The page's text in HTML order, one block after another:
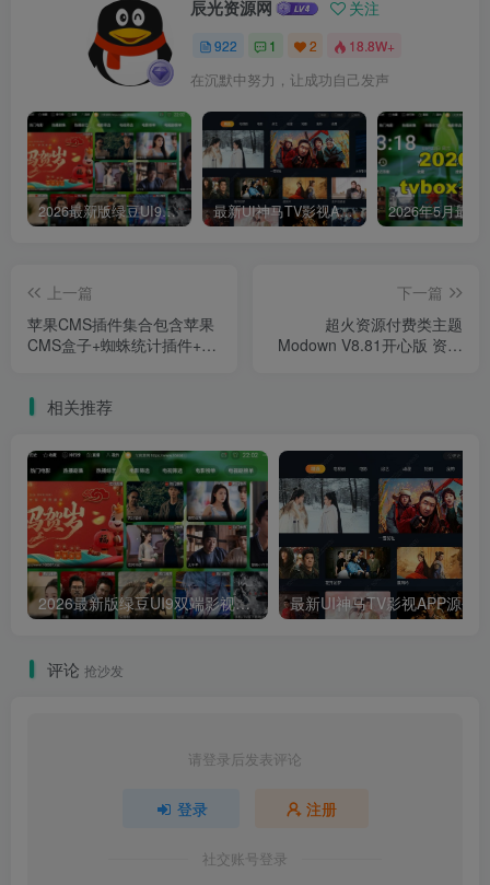
辰光资源网 关注
922 1 2 18.8W+
在沉默中努力，让成功自己发声
2026最新版绿豆UI9双端影视APP源码 最新UI神马TV影视APP源码 乐檬影视苹果CMS后台 包含前后端源码
上一篇
苹果CMS插件集合包含苹果
CMS盒子+蜘蛛统计插件+萌
下一篇
超火资源付费类主题
Modown V8.81开心版 资源
相关推荐
2026最新版绿豆UI9双端影视APP源码
评论 抢沙发
请登录后发表评论
登录 注册
社交账号登录